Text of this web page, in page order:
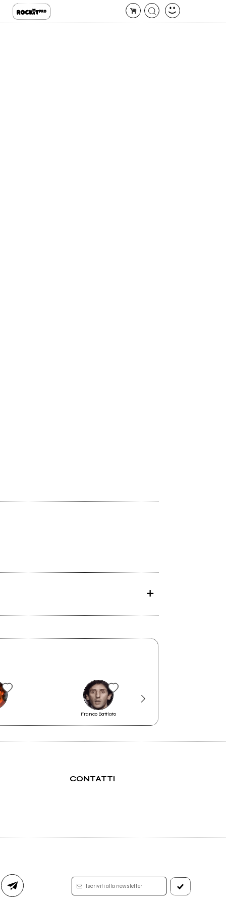
Franco Battiato
CONTATTI
Iscriviti alla newsletter